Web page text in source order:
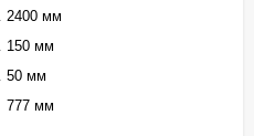
2400 мм
150 мм
50 мм
777 мм